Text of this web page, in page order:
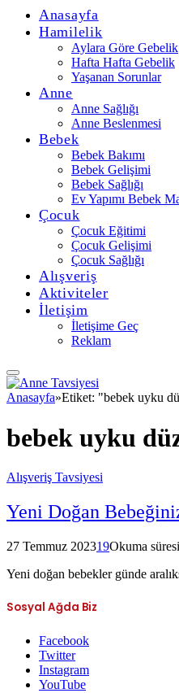
Anasayfa
Hamilelik
Aylara Göre Gebelik
Hafta Hafta Gebelik
Yaşanan Sorunlar
Anne
Anne Sağlığı
Anne Beslenmesi
Bebek
Bebek Bakımı
Bebek Gelişimi
Bebek Sağlığı
Ev Yapımı Bebek
Çocuk
Çocuk Eğitimi
Çocuk Gelişimi
Çocuk Sağlığı
Alışveriş
Aktiviteler
İletişim
İletişime Geç
Reklam
Anasayfa»Etiket: "bebek uyku
bebek uyku
Alışveriş Tavsiyesi
Yeni Doğan
27 Temmuz 202319Okuma
Yeni doğan bebekler günde
Sosyal Ağda Biz
Facebook
Twitter
Instagram
YouTube